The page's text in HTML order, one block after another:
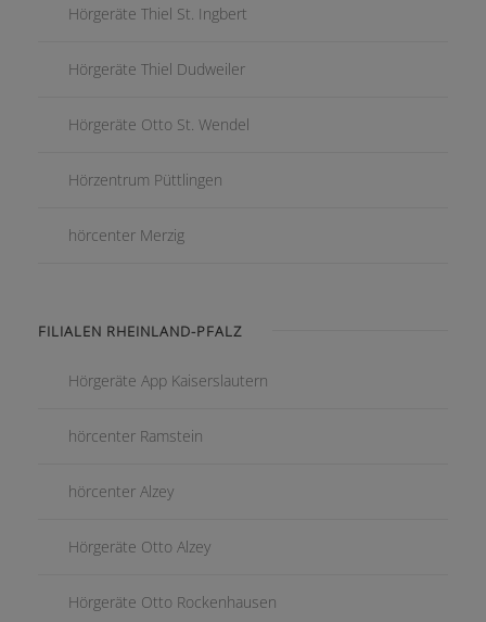
Hörgeräte Thiel St. Ingbert
Hörgeräte Thiel Dudweiler
Hörgeräte Otto St. Wendel
Hörzentrum Püttlingen
hörcenter Merzig
FILIALEN RHEINLAND-PFALZ
Hörgeräte App Kaiserslautern
hörcenter Ramstein
hörcenter Alzey
Hörgeräte Otto Alzey
Hörgeräte Otto Rockenhausen